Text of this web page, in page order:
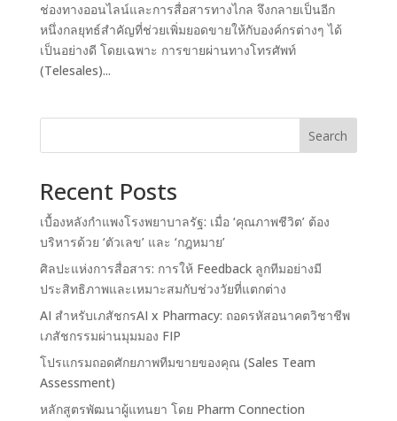
ช่องทางออนไลน์และการสื่อสารทางไกล จึงกลายเป็นอีก
หนึ่งกลยุทธ์สำคัญที่ช่วยเพิ่มยอดขายให้กับองค์กรต่างๆ ได้
เป็นอย่างดี โดยเฉพาะ การขายผ่านทางโทรศัพท์
(Telesales)...
Search
Recent Posts
เบื้องหลังกำแพงโรงพยาบาลรัฐ: เมื่อ ‘คุณภาพชีวิต’ ต้อง
บริหารด้วย ‘ตัวเลข’ และ ‘กฎหมาย’
ศิลปะแห่งการสื่อสาร: การให้ Feedback ลูกทีมอย่างมี
ประสิทธิภาพและเหมาะสมกับช่วงวัยที่แตกต่าง
AI สำหรับเภสัชกรAI x Pharmacy: ถอดรหัสอนาคตวิชาชีพ
เภสัชกรรมผ่านมุมมอง FIP
โปรแกรมถอดศักยภาพทีมขายของคุณ (Sales Team
Assessment)
หลักสูตรพัฒนาผู้แทนยา โดย Pharm Connection